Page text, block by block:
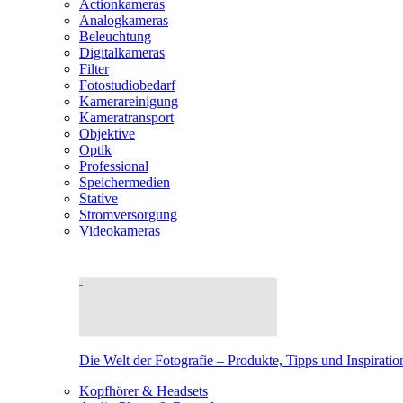
Actionkameras
Analogkameras
Beleuchtung
Digitalkameras
Filter
Fotostudiobedarf
Kamerareinigung
Kameratransport
Objektive
Optik
Professional
Speichermedien
Stative
Stromversorgung
Videokameras
Die Welt der Fotografie – Produkte, Tipps und
Kopfhörer & Headsets